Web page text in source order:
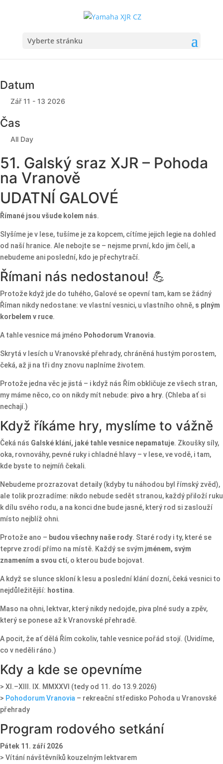
Vyberte stránku
Datum
Zář 11 - 13 2026
Čas
All Day
51. Galský sraz XJR – Pohoda
na Vranově
UDATNÍ GALOVÉ
Římané jsou všude kolem nás.
Slyšíme je v lese, tušíme je za kopcem, cítíme jejich legie na dohled
od naší hranice. Ale nebojte se – nejsme první, kdo jim čelí, a
nebudeme ani poslední, kdo je přechytračí.
Římani nás nedostanou! 💪
Protože když jde do tuhého, Galové se opevní tam, kam se žádný
Říman nikdy nedostane: ve vlastní vesnici, u vlastního ohně, s plným
korbelem v ruce.
A tahle vesnice má jméno Pohodorum Vranovia.
Skrytá v lesích u Vranovské přehrady, chráněná hustým porostem,
čeká, až ji na tři dny znovu naplníme životem.
Protože jedna věc je jistá – i když nás Řím obkličuje ze všech stran,
my máme něco, co on nikdy mít nebude: pivo a hry. (Chleba ať si
nechají.)
Když říkáme hry, myslíme to vážně
Čeká nás Galské klání, jaké tahle vesnice nepamatuje. Zkoušky síly,
oka, rovnováhy, pevné ruky i chladné hlavy – v lese, ve vodě, i tam,
kde byste to nejmíň čekali.
Nebudeme prozrazovat detaily (kdyby tu náhodou byl římský zvěd),
ale tolik prozradíme: nikdo nebude sedět stranou, každý přiloží ruku
k dílu svého rodu, a na konci dne bude jasné, který rod si zaslouží
místo nejblíž ohni.
Protože ano – budou všechny naše rody. Staré rody i ty, které se
teprve zrodí přímo na místě. Každý se svým jménem, svým
znamením a svou ctí, o kterou bude bojovat.
A když se slunce skloní k lesu a poslední klání dozní, čeká vesnici to
nejdůležitější: hostina.
Maso na ohni, lektvar, který nikdy nedojde, piva plné sudy a zpěv,
který se ponese až k Vranovské přehradě.
A pocit, že ať dělá Řím cokoliv, tahle vesnice pořád stojí. (Uvidíme,
co v neděli ráno.)
Kdy a kde se opevníme
> XI.–XIII. IX. MMXXVI (tedy od 11. do 13.9.2026)
> Pohodorum Vranovia – rekreační středisko Pohoda u Vranovské
přehrady
Program rodového setkání
Pátek 11. září 2026
> Vítání návštěvníků kouzelným lektvarem